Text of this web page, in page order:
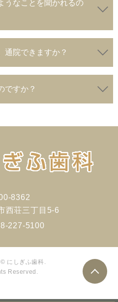
うなことを聞かれるの
通院できますか？
ですか？
8362
西荘三丁目5-6
227-5100
にしぎふ歯科.
Reserved.